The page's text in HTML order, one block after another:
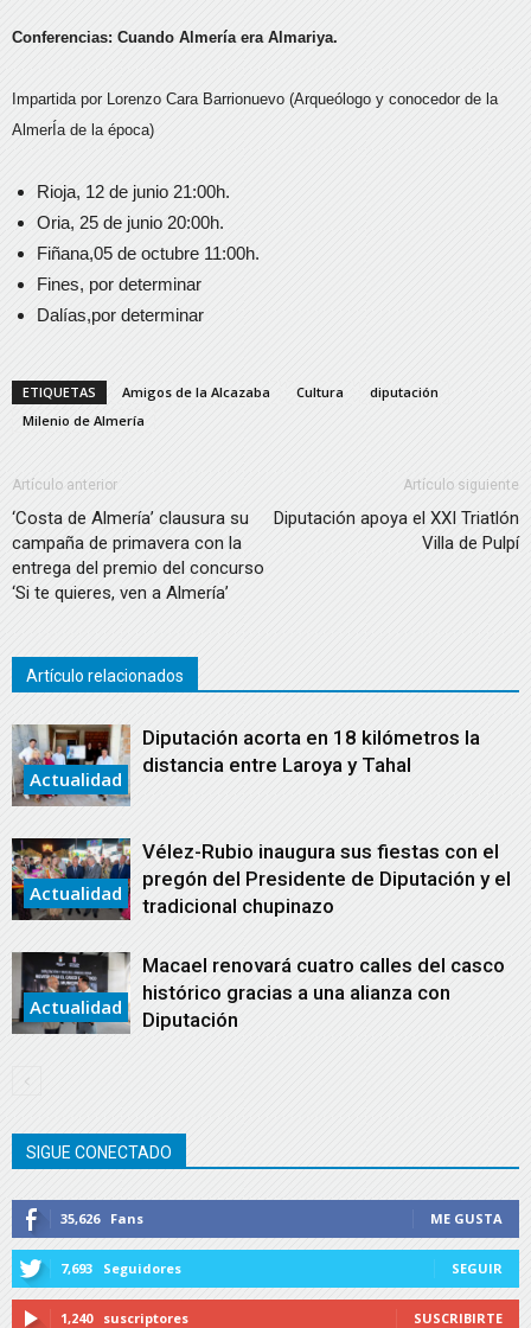
Conferencias: Cuando Almería era Almariya.
Impartida por Lorenzo Cara Barrionuevo (Arqueólogo y conocedor de la
AlmerÍa de la época)
Rioja, 12 de junio 21:00h.
Oria, 25 de junio 20:00h.
Fiñana,05 de octubre 11:00h.
Fines, por determinar
Dalías,por determinar
ETIQUETAS Amigos de la Alcazaba Cultura
diputación
Milenio de Almería
Artículo anterior
‘Costa de Almería’ clausura su
campaña de primavera con la
entrega del premio del concurso
‘Si te quieres, ven a Almería’
Artículo siguiente
Diputación apoya el XXI Triatlón
Villa de Pulpí
Artículo relacionados
Actualidad
Diputación acorta en 18 kilómetros la
distancia entre Laroya y Tahal
Actualidad
Vélez-Rubio inaugura sus fiestas con el
pregón del Presidente de Diputación y el
tradicional chupinazo
Actualidad
Macael renovará cuatro calles del casco
histórico gracias a una alianza con
Diputación
SIGUE CONECTADO
35,626 Fans ME GUSTA
7,693 Seguidores SEGUIR
1,240 suscriptores SUSCRIBIRTE